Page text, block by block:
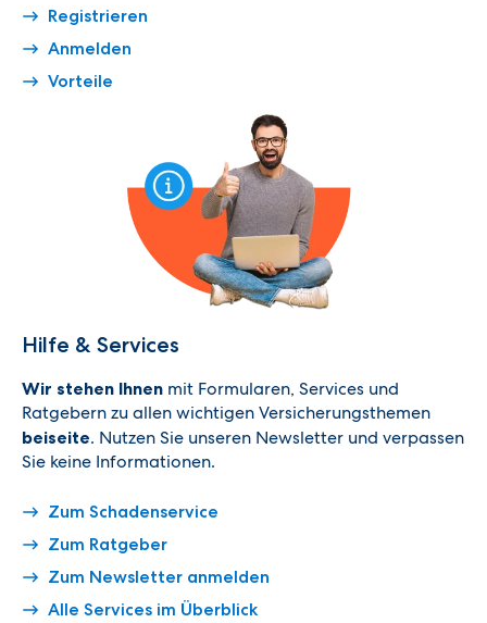
Registrieren
Anmelden
Vorteile
Hilfe & Services
Wir stehen Ihnen mit Formularen, Services und
Ratgebern zu allen wichtigen Versicherungsthemen
beiseite. Nutzen Sie unseren Newsletter und verpassen
Sie keine Informationen.
Zum Schadenservice
Zum Ratgeber
Zum Newsletter anmelden
Alle Services im Überblick